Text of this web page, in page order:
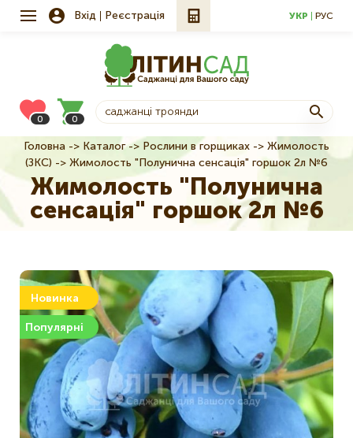
Вхід Реєстрація УКР РУС
0 0
Рядок
навіґації
Головна Каталог Рослини в горщиках
Жимолость
(ЗКС)
Жимолость "Полунична сенсація" горшок 2л №6
Жимолость "Полунична
сенсація" горшок 2л №6
Новинка
Популярні